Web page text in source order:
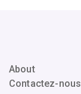
About
Contactez-nous